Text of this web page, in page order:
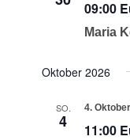
09:00
Maria
Oktober 2026
SO.
4
4.
11:00